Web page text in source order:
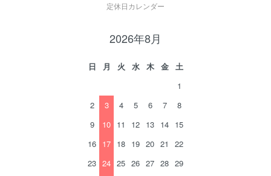
定休日カレンダー
2026年8月
日 月 火 水 木 金
土
1
2
3 4 5 6 7
8
9
10 11 12 13 14 15
16 17 18 19 20 21
22
23 24 25 26 27 28 29